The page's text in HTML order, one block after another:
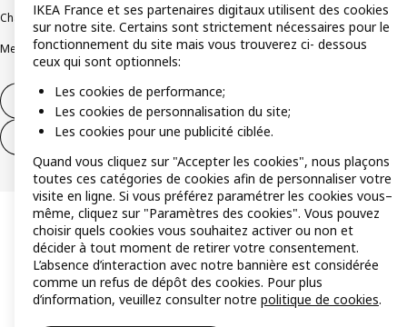
Charte de protection des donnéesPolitique relative aux cookies
Mentions légalesAlertes fraudeRappel produitAccessibilité : non conforme
Formulaire de rétractation – produits
Formulaire de rétractation – services
IKEA France et ses partenaires digitaux utilisent des cookies
sur notre site. Certains sont strictement nécessaires pour le
fonctionnement du site mais vous trouverez ci- dessous
ceux qui sont optionnels:
Les cookies de performance;
Les cookies de personnalisation du site;
Les cookies pour une publicité ciblée.
Quand vous cliquez sur "Accepter les cookies", nous plaçons
toutes ces catégories de cookies afin de personnaliser votre
visite en ligne. Si vous préférez paramétrer les cookies vous–
même, cliquez sur "Paramètres des cookies". Vous pouvez
choisir quels cookies vous souhaitez activer ou non et
décider à tout moment de retirer votre consentement.
L’absence d’interaction avec notre bannière est considérée
comme un refus de dépôt des cookies. Pour plus
d’information, veuillez consulter notre politique de cookies.